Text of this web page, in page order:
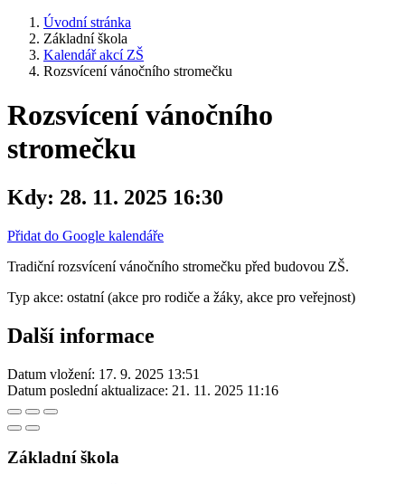
Úvodní stránka
Základní škola
Kalendář akcí ZŠ
Rozsvícení vánočního stromečku
Rozsvícení vánočního
stromečku
Kdy: 28. 11. 2025 16:30
Přidat do Google kalendáře
Tradiční rozsvícení vánočního stromečku před budovou ZŠ.
Typ akce: ostatní (akce pro rodiče a žáky, akce pro veřejnost)
Další informace
Datum vložení: 17. 9. 2025 13:51
Datum poslední aktualizace: 21. 11. 2025 11:16
Základní škola